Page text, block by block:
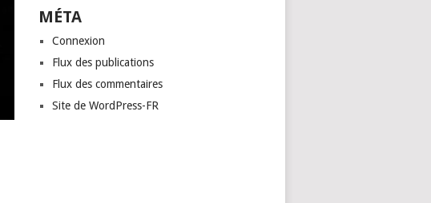
MÉTA
Connexion
Flux des publications
Flux des commentaires
Site de WordPress-FR